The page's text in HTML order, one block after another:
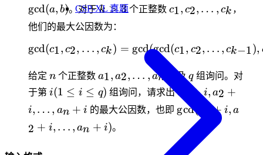
CSP-XL 真题
gcd(a, b)。对于k
>
3
k > 3个正整数 c_1,c_2,\dots,c_k
c1, c2, … , ck ，
他们的最大公因数为：
gcd(c1, c2, … , ck) = gcd(gcd(c1, c2, … , ck−1),
给定 n
n 个正整数 a_1,a_2,\dots,a_n
a1, a2, … , an 以及 q
q组询问。对
于第 i(1
\le
i(1 ≤ i ≤ q) 组询问，请求出a + i, a2 +
i, … , an + i 的最大公因数，也即 gcd( + i, a
2 + i, … , an + i)。